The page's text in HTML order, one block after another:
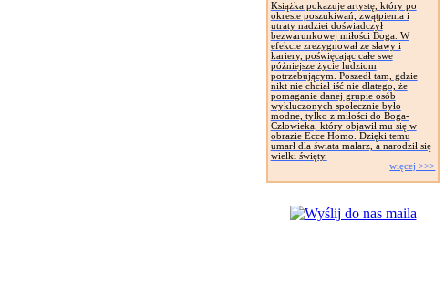
Książka pokazuje artystę, który po
okresie poszukiwań, zwątpienia i
utraty nadziei doświadczył
bezwarunkowej miłości Boga. W
efekcie zrezygnował ze sławy i
kariery, poświęcając całe swe
późniejsze życie ludziom
potrzebującym. Poszedł tam, gdzie
nikt nie chciał iść nie dlatego, że
pomaganie danej grupie osób
wykluczonych społecznie było
modne, tylko z miłości do Boga-
Człowieka, który objawił mu się w
obrazie Ecce Homo. Dzięki temu
umarł dla świata malarz, a narodził się
wielki święty.
więcej >>>